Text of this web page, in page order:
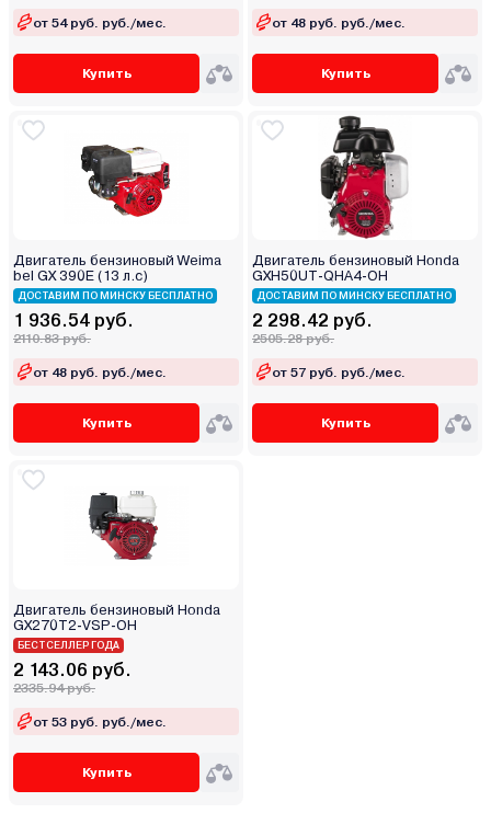
от 54 руб. руб./мес.
Купить
от 48 руб. руб./мес.
Купить
Двигатель бензиновый Weima
bel GX 390E (13 л.с)
ДОСТАВИМ ПО МИНСКУ БЕСПЛАТНО
1 936.54 руб.
2110.83 руб.
от 48 руб. руб./мес.
Купить
Двигатель бензиновый Honda
GXH50UT-QHA4-OH
ДОСТАВИМ ПО МИНСКУ БЕСПЛАТНО
2 298.42 руб.
2505.28 руб.
от 57 руб. руб./мес.
Купить
Двигатель бензиновый Honda
GX270T2-VSP-OH
БЕСТСЕЛЛЕР ГОДА
2 143.06 руб.
2335.94 руб.
от 53 руб. руб./мес.
Купить